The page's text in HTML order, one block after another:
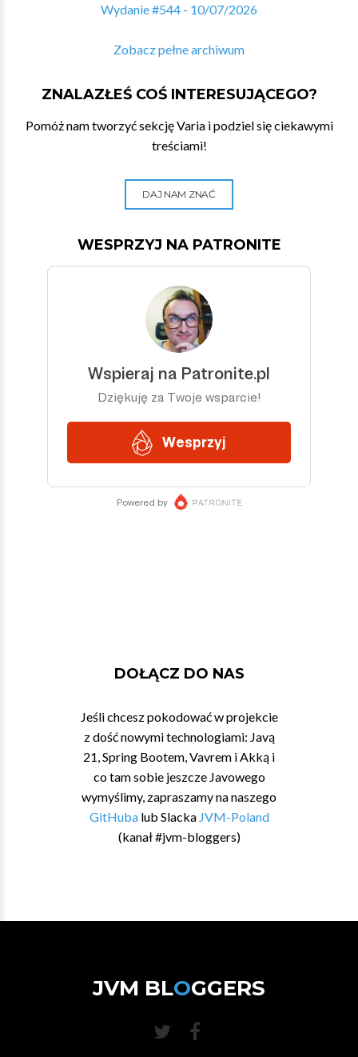
Wydanie #544 - 10/07/2026
Zobacz pełne archiwum
ZNALAZŁEŚ COŚ INTERESUJĄCEGO?
Pomóż nam tworzyć sekcję Varia i podziel się ciekawymi
treściami!
DAJ NAM ZNAĆ
WESPRZYJ NA PATRONITE
DOŁĄCZ DO NAS
Jeśli chcesz pokodować w projekcie
z dość nowymi technologiami: Javą
21, Spring Bootem, Vavrem i Akką i
co tam sobie jeszcze Javowego
wymyślimy, zapraszamy na naszego
GitHubalub Slacka JVM-Poland
(kanał #jvm-bloggers)
JVM BLOGGERS